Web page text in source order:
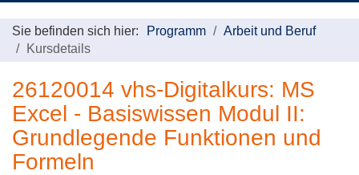
Sie befinden sich hier: Programm
Arbeit und Beruf
Kursdetails
26120014 vhs-Digitalkurs: MS
Excel - Basiswissen Modul II:
Grundlegende Funktionen und
Formeln